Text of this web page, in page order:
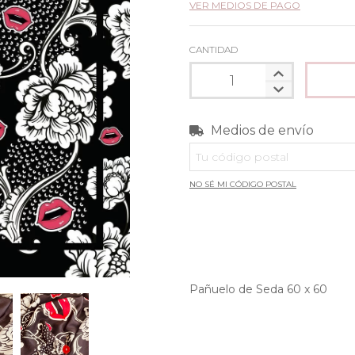
VER MEDIOS DE PAGO
CANTIDAD
Entregas para el CP:
Medios de envío
NO SÉ MI CÓDIGO POSTAL
Pañuelo de Seda 60 x 60